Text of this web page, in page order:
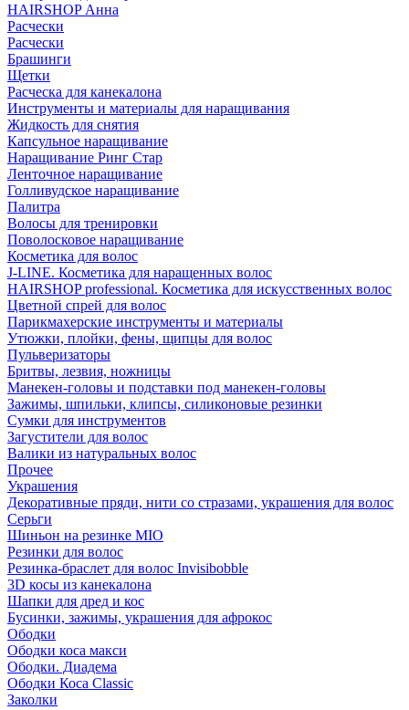
HAIRSHOP Анна
Расчески
Расчески
Брашинги
Щетки
Расческа для канекалона
Инструменты и материалы для наращивания
Жидкость для снятия
Капсульное наращивание
Наращивание Ринг Стар
Ленточное наращивание
Голливудское наращивание
Палитра
Волосы для тренировки
Поволосковое наращивание
Косметика для волос
J-LINE. Косметика для наращенных волос
HAIRSHOP professional. Косметика для искусственных волос
Цветной спрей для волос
Парикмахерские инструменты и материалы
Утюжки, плойки, фены, щипцы для волос
Пульверизаторы
Бритвы, лезвия, ножницы
Манекен-головы и подставки под манекен-головы
Зажимы, шпильки, клипсы, силиконовые резинки
Сумки для инструментов
Загустители для волос
Валики из натуральных волос
Прочее
Украшения
Декоративные пряди, нити со стразами, украшения для волос
Серьги
Шиньон на резинке MIO
Резинки для волос
Резинка-браслет для волос Invisibobble
3D косы из канекалона
Шапки для дред и кос
Бусинки, зажимы, украшения для афрокос
Ободки
Ободки коса макси
Ободки. Диадема
Ободки Коса Classic
Заколки